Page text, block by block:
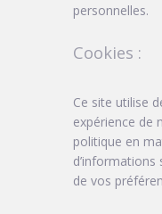
personnelles.
Cookies :
Ce site utilise
expérience de
politique en
d’informations
de vos